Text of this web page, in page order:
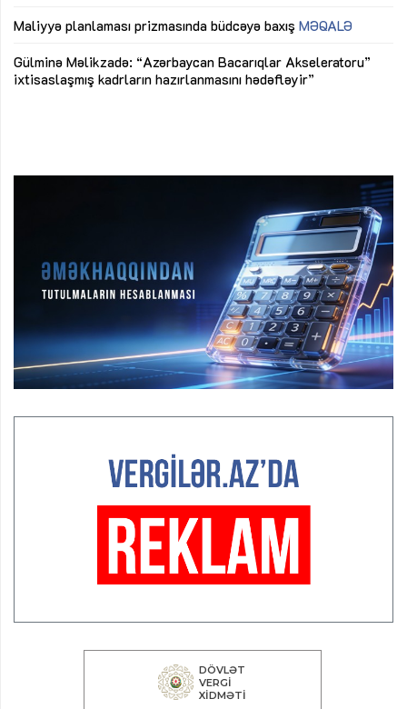
Maliyyə planlaması prizmasında büdcəyə baxış MƏQALƏ
Gülminə Məlikzadə: “Azərbaycan Bacarıqlar Akseleratoru”
ixtisaslaşmış kadrların hazırlanmasını hədəfləyir”